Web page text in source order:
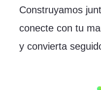
Construyamos
conecte con tu
y convierta